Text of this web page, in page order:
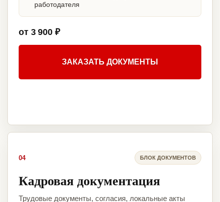
работодателя
от 3 900 ₽
ЗАКАЗАТЬ ДОКУМЕНТЫ
04 БЛОК ДОКУМЕНТОВ
Кадровая документация
Трудовые документы, согласия, локальные акты